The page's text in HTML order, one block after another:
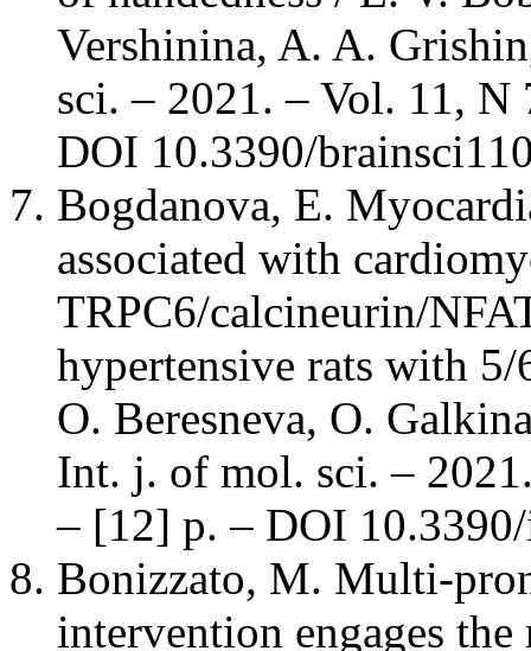
Vershinina, A. A.
sci. – 2021. – Vol. 11,
DOI 10.3390/
Bogdanova, E.
associated with
TRPC6/calcineurin/
hypertensive rats with
O. Beresneva, O.
Int. j. of mol. sci. –
– [12] p. – DOI
Bonizzato, M. Multi-
intervention engages